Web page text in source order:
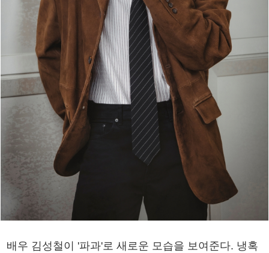
배우 김성철이 '파과'로 새로운 모습을 보여준다. 냉혹